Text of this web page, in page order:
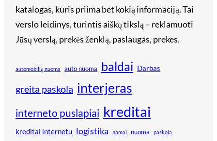
katalogas, kuris priima bet kokią informaciją. Tai
verslo leidinys, turintis aiškų tikslą – reklamuoti
Jūsų verslą, prekės ženklą, paslaugas, prekes.
automobilių nuoma auto nuoma baldai Darbas
greita paskola interjeras
interneto puslapiai kreditai
kreditai internetu logistika namai nuoma paskola